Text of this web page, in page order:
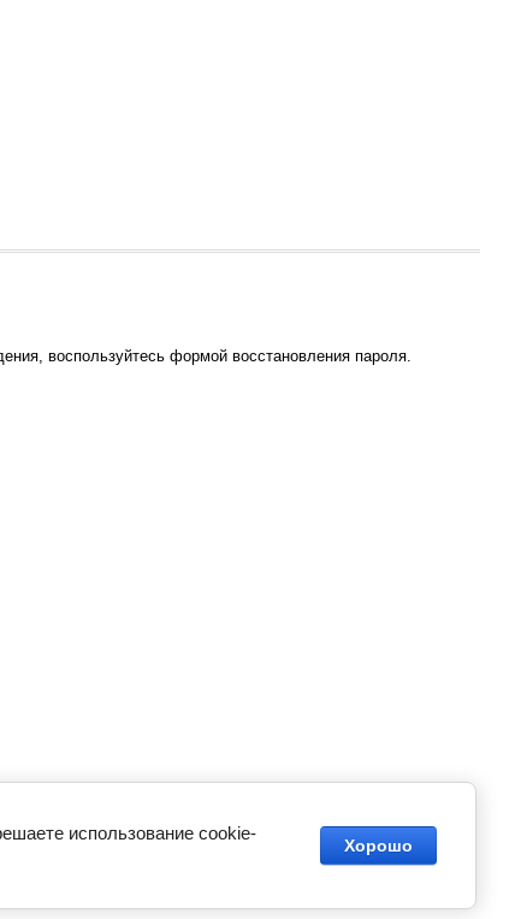
воспользуйтесь формой восстановления пароля.
использование cookie-
Хорошо